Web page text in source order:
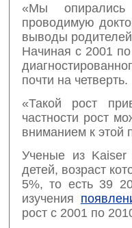
«Мы опирались
проводимую
выводы
Начиная с 2001
почти на четверть.
«Такой рост
частности рост
вниманием к этой
Ученые из Kaiser
детей, возраст
5%, то есть 39
изучения
рост с 2001 по